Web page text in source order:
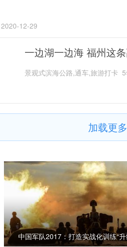
2020-12-29
一边湖一边海 福州这
景观式滨海公路,通车,旅游打卡
加载更多
中国军队2017：打造实战化训练“